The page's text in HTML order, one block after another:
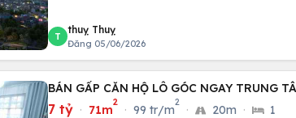
T
thuỵ Thuỵ
Đăng 05/06/2026
BÁN GẤP CĂN HỘ LÔ GÓC NGAY TRUNG
7 tỷ · 71m
2
· 99 tr/m
2
· 20m · 1